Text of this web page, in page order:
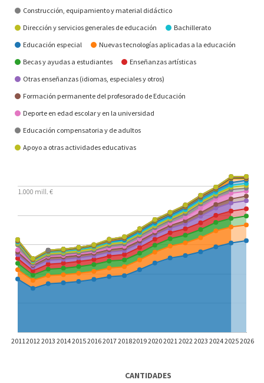
Construcción, equipamiento y material didáctico
Dirección y servicios generales de educación
Bachillerato
Educación especial
Nuevas tecnologías aplicadas a la educación
Becas y ayudas a estudiantes
Enseñanzas artísticas
Otras enseñanzas (idiomas, especiales y otros)
Formación permanente del profesorado de Educación
Deporte en edad escolar y en la universidad
Educación compensatoria y de adultos
Apoyo a otras actividades educativas
2011 2012 2013 20142015201620172018201920202021 20222023202420252026
1.000 mill. €
CANTIDADES